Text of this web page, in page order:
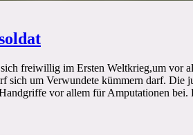
freiwillig im Ersten Weltkrieg,um vor
sich um Verwundete kümmern darf. Die
vor allem für Amputationen